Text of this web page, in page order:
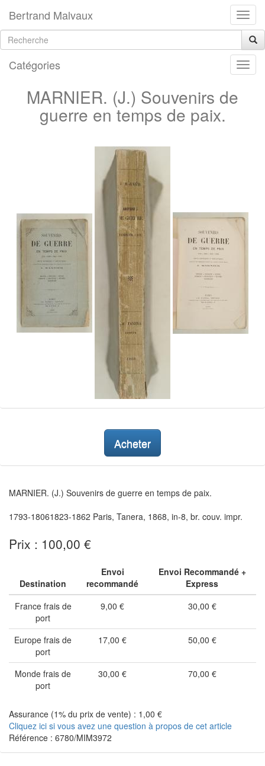
Bertrand Malvaux
Catégories
MARNIER. (J.) Souvenirs de
guerre en temps de paix.
Acheter
MARNIER. (J.) Souvenirs de guerre en temps de paix.
1793-18061823-1862 Paris, Tanera, 1868, in-8, br. couv. impr.
Prix : 100,00 €
Destination
Envoi
recommandé
Envoi Recommandé +
Express
France frais de
port
9,00 € 30,00 €
Europe frais de
port
17,00 € 50,00 €
Monde frais de
port
30,00 € 70,00 €
Assurance (1% du prix de vente) : 1,00 €
Cliquez ici si vous avez une question à propos de cet article
Référence : 6780/MIM3972